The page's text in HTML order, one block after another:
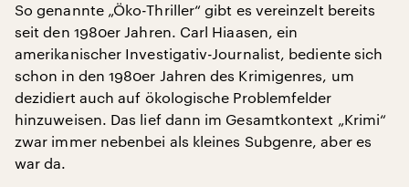
So genannte „Öko-Thriller“ gibt es vereinzelt bereits
seit den 1980er Jahren. Carl Hiaasen, ein
amerikanischer Investigativ-Journalist, bediente sich
schon in den 1980er Jahren des Krimigenres, um
dezidiert auch auf ökologische Problemfelder
hinzuweisen. Das lief dann im Gesamtkontext „Krimi“
zwar immer nebenbei als kleines Subgenre, aber es
war da.